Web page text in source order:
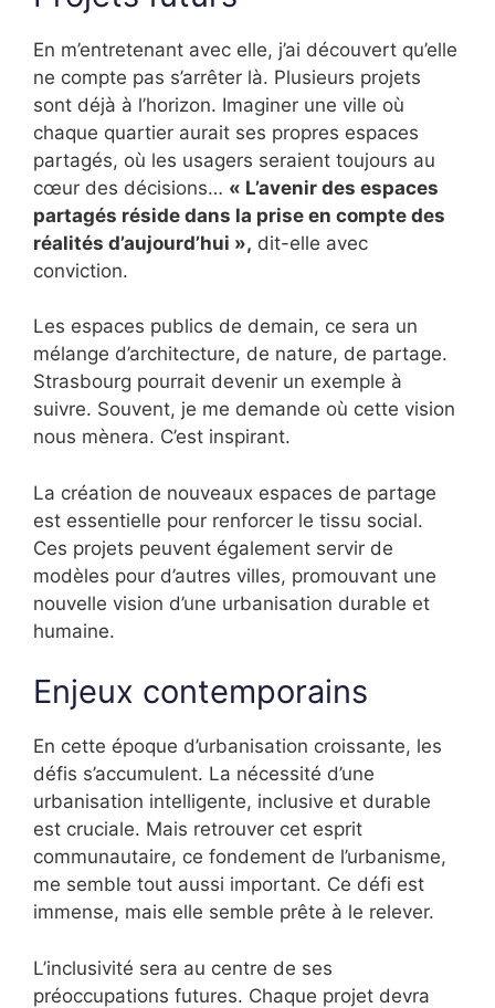
En m’entretenant avec elle, j’ai découvert qu’elle
ne compte pas s’arrêter là. Plusieurs projets
sont déjà à l’horizon. Imaginer une ville où
chaque quartier aurait ses propres espaces
partagés, où les usagers seraient toujours au
cœur des décisions… « L’avenir des espaces
partagés réside dans la prise en compte des
réalités d’aujourd’hui », dit-elle avec
conviction.
Les espaces publics de demain, ce sera un
mélange d’architecture, de nature, de partage.
Strasbourg pourrait devenir un exemple à
suivre. Souvent, je me demande où cette vision
nous mènera. C’est inspirant.
La création de nouveaux espaces de partage
est essentielle pour renforcer le tissu social.
Ces projets peuvent également servir de
modèles pour d’autres villes, promouvant une
nouvelle vision d’une urbanisation durable et
humaine.
Enjeux contemporains
En cette époque d’urbanisation croissante, les
défis s’accumulent. La nécessité d’une
urbanisation intelligente, inclusive et durable
est cruciale. Mais retrouver cet esprit
communautaire, ce fondement de l’urbanisme,
me semble tout aussi important. Ce défi est
immense, mais elle semble prête à le relever.
L’inclusivité sera au centre de ses
préoccupations futures. Chaque projet devra